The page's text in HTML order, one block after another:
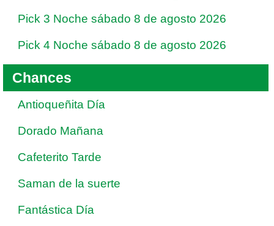
Pick 3 Noche sábado 8 de agosto 2026
Pick 4 Noche sábado 8 de agosto 2026
Chances
Antioqueñita Día
Dorado Mañana
Cafeterito Tarde
Saman de la suerte
Fantástica Día